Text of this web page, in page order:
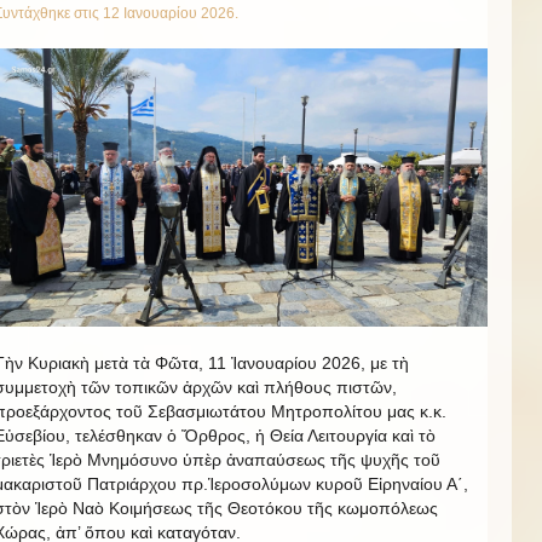
στις 12 Ιανουαρίου 2026.
Κυριακὴ μετὰ τὰ Φῶτα, 11 Ἰανουαρίου 2026, με τὴ
τῶν τοπικῶν ἀρχῶν καὶ πλήθους πιστῶν,
τοῦ Σεβασμιωτάτου Μητροπολίτου μας κ.κ.
τελέσθηκαν ὁ Ὄρθρος, ἡ Θεία Λειτουργία καὶ τὸ
Ἱερὸ Μνημόσυνο ὑπὲρ ἀναπαύσεως τῆς ψυχῆς τοῦ
Πατριάρχου πρ.Ἱεροσολύμων κυροῦ Εἰρηναίου Α΄,
Ἱερὸ Ναὸ Κοιμήσεως τῆς Θεοτόκου τῆς κωμοπόλεως
ἀπ’ ὅπου καὶ καταγόταν.